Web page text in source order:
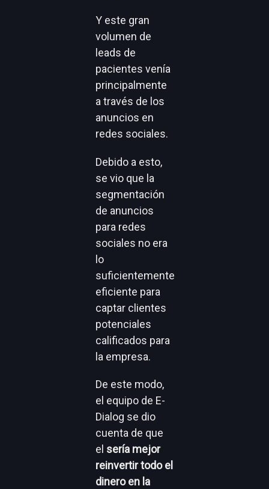
Y este gran
volumen de
leads de
pacientes venía
principalmente
a través de los
anuncios en
redes sociales.
Debido a esto,
se vio que la
segmentación
de anuncios
para redes
sociales no era
lo
suficientemente
eficiente para
captar clientes
potenciales
calificados para
la empresa.
De este modo,
el equipo de E-
Dialog se dio
cuenta de que
el sería mejor
reinvertir todo el
dinero en la